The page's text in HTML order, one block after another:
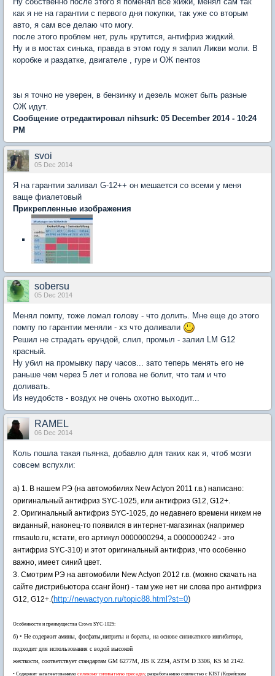
как я не на гарантии с первого дня покупки, так уже со вторым
авто, я сам все делаю что могу.
после этого проблем нет, руль крутится, антифриз жидкий.
Ну и в мостах синька, правда в этом году я залил Ликви моли. В
коробке и раздатке, двигателе , гуре и ОЖ пентоз
зы я точно не уверен, в бензинку и дезель может быть разные
ОЖ идут.
Сообщение отредактировал nihsurk: 05 December 2014 - 10:24
PM
svoi
05 Dec 2014
Я на гарантии заливал G-12++ он мешается со всеми у меня
ваще фиалетовый
Прикрепленные изображения
sobersu
05 Dec 2014
Менял помпу, тоже ломал голову - что долить. Мне еще до этого
помпу по гарантии меняли - хз что доливали
Решил не страдать ерундой, слил, промыл - залил LM G12
красный.
Ну убил на промывку пару часов... зато теперь менять его не
раньше чем через 5 лет и голова не болит, что там и что
доливать.
Из неудобств - воздух не очень охотно выходит...
RAMEL
06 Dec 2014
Коль пошла такая пьянка, добавлю для таких как я, чтоб мозги
совсем вспухли:
а) 1. В нашем РЭ (на автомобилях New Actyon 2011 г.в.) написано:
оригинальный антифриз SYC-1025, или антифриз G12, G12+.
2. Оригинальный антифриз SYC-1025, до недавнего времени никем не
виданный, наконец-то появился в интернет-магазинах (например
rmsauto.ru, кстати, его артикул 0000000294, а 0000000242 - это
антифриз SYC-310) и этот оригинальный антифриз, что особенно
важно, имеет синий цвет.
3. Смотрим РЭ на автомобили New Actyon 2012 г.в. (можно скачать на
сайте дистрибьютора ссанг йонг) - там уже нет ни слова про антифриз
G12, G12+.(http://newactyon.ru/topic88.html?st=0)
Особенности и преимущества Crown SYC-1025:
б) • Не содержит амины, фосфаты,нитриты и бораты, на основе силикатного ингибитора,
подходит для использования с водой высокой
жесткости, соответствует стандартам GM 6277M, JIS K 2234, ASTM D 3306, KS M 2142.
• Содержит запатентованную силиконо-силикатную присадку, разработанную совместно с KIST (Корейским